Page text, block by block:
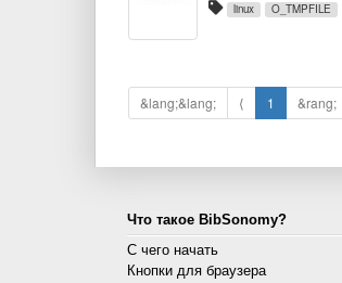
linux O_TMPFILE
&lang;&lang; ⟨ 1 &rang;
Что такое BibSonomy?
С чего начать
Кнопки для браузера